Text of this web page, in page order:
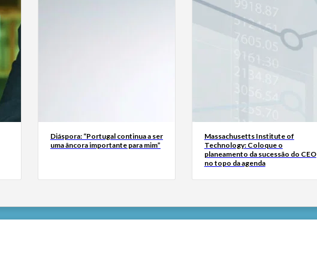
Diáspora: “Portugal continua a ser
uma âncora importante para mim”
Massachusetts Institute of
Technology: Coloque o
planeamento da sucessão do CEO
no topo da agenda